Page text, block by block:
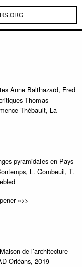
Anne Balthazard, Fred
Thomas
Thébault, La
pyramidales en Pays
L. Combeuil, T.
»>>
de l’architecture
Orléans, 2019